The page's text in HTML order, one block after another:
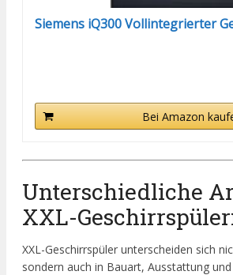
Siemens iQ300 Vollintegrierter
Bei Amazon
Unterschiedliche
XXL-
XXL-Geschirrspüler unterscheiden sich
sondern auch in Bauart, Ausstattung